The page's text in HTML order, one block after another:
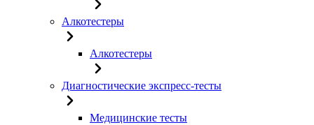
Алкотестеры
Алкотестеры
Диагностические экспресс-тесты
Медицинские тесты